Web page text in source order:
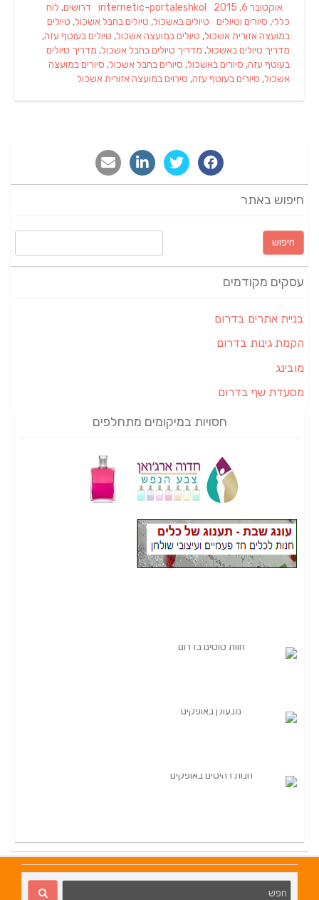
Posted
on
אוקטובר 6, 2015 Author
internetic-portaleshkol
Categories
דרושים, לוח
כללי, סיורים וטיולים Tags
טיולים באשכול, טיולים בחבל אשכול, טיולים
במועצה אזורית אשכול, טיולים במועצה אשכול, טיולים בעוטף עזה,
מדריך טיולים באשכול, מדריך טיולים בחבל אשכול, מדריך טיולים
בעוטף עזה, סיורים באשכול, סיורים בחבל אשכול, סיורים במועצה
אשכול, סיורים בעוטף עזה, סירוים במועצה אזורית אשכול
חיפוש באתר
חיפוש:
עסקים מקודמים
בניית אתרים בדרום
הקמת גינות בדרום
מובינג
מסעדת שף בדרום
חסויות במיקומים מתחלפים